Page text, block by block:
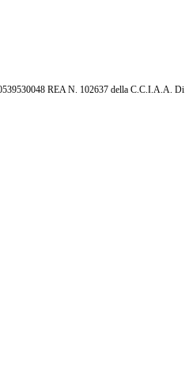
REA N. 102637 della C.C.I.A.A.